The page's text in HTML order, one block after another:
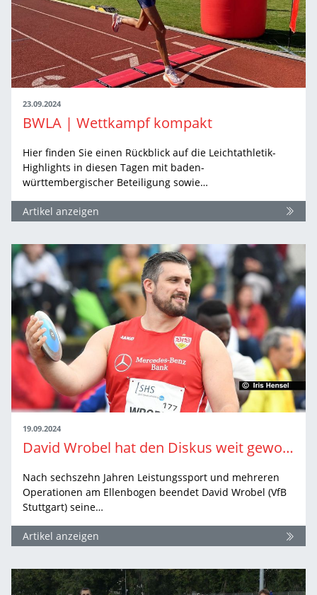
23.09.2024
BWLA | Wettkampf kompakt
Hier finden Sie einen Rückblick auf die Leichtathletik-
Highlights in diesen Tagen mit baden-
württembergischer Beteiligung sowie…
Artikel anzeigen
19.09.2024
David Wrobel hat den Diskus weit geworfen und will auch als Trainer weiterkommen
Nach sechszehn Jahren Leistungssport und mehreren
Operationen am Ellenbogen beendet David Wrobel (VfB
Stuttgart) seine…
Artikel anzeigen